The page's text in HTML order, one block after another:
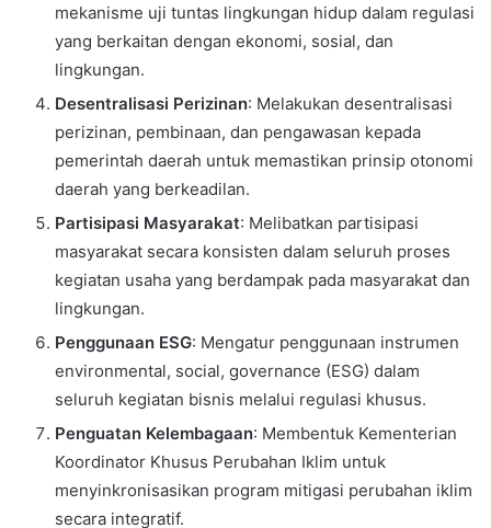
mekanisme uji tuntas lingkungan hidup dalam regulasi
yang berkaitan dengan ekonomi, sosial, dan
lingkungan.
Desentralisasi Perizinan: Melakukan desentralisasi
perizinan, pembinaan, dan pengawasan kepada
pemerintah daerah untuk memastikan prinsip otonomi
daerah yang berkeadilan.
Partisipasi Masyarakat: Melibatkan partisipasi
masyarakat secara konsisten dalam seluruh proses
kegiatan usaha yang berdampak pada masyarakat dan
lingkungan.
Penggunaan ESG: Mengatur penggunaan instrumen
environmental, social, governance (ESG) dalam
seluruh kegiatan bisnis melalui regulasi khusus.
Penguatan Kelembagaan: Membentuk Kementerian
Koordinator Khusus Perubahan Iklim untuk
menyinkronisasikan program mitigasi perubahan iklim
secara integratif.